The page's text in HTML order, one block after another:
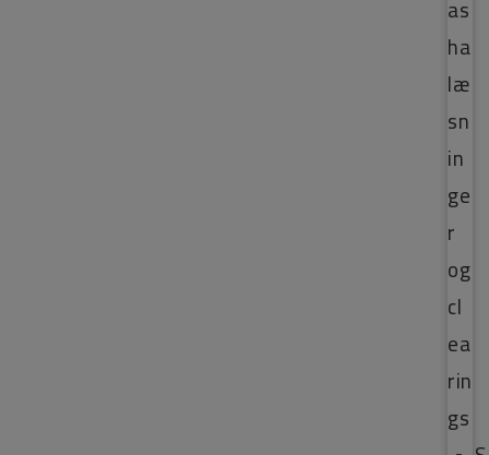
as
ha
læ
sn
in
ge
r
og
cl
ea
rin
gs